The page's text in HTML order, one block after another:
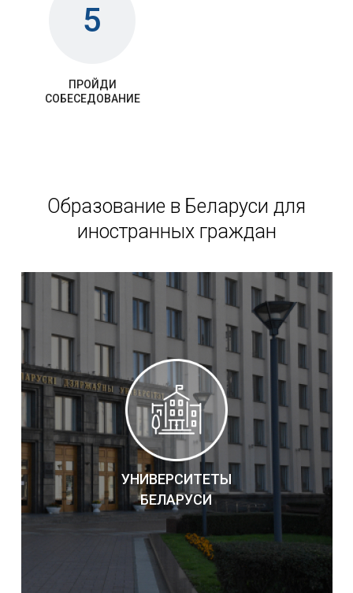
5
ПРОЙДИ
СОБЕСЕДОВАНИЕ
Образование в Беларуси для
иностранных граждан
УНИВЕРСИТЕТЫ
БЕЛАРУСИ